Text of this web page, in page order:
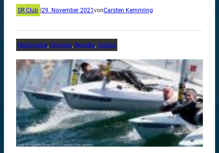
SR Club |29. November 2021vonCarsten Kemmling
Multimedia, Olympia, Regatta, Videos